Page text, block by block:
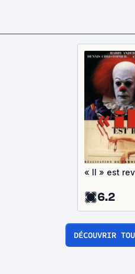
« Il » est
6.2
DÉCOUVRIR